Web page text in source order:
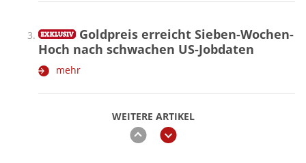
WEITERE ARTIKEL
zurückweiter
Goldpreis erreicht Sieben-Wochen-
Hoch nach schwachen US-Jobdaten
mehr